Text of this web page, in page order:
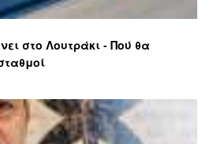
στο Λουτράκι - Πού θα